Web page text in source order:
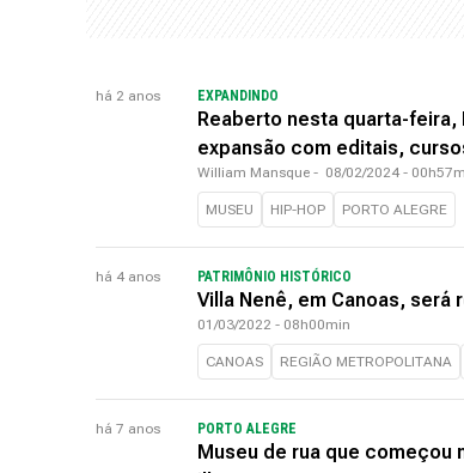
há 2 anos EXPANDINDO
Reaberto nesta quarta-feira,
expansão com editais,
William Mansque - 08/02/2024 -
MUSEU HIP-HOP PORTO ALEGRE
há 4 anos PATRIMÔNIO HISTÓRICO
Villa Nenê, em Canoas, será
01/03/2022 - 08h00min
CANOAS REGIÃO METROPOLITANA
há 7 anos PORTO ALEGRE
Museu de rua que começou